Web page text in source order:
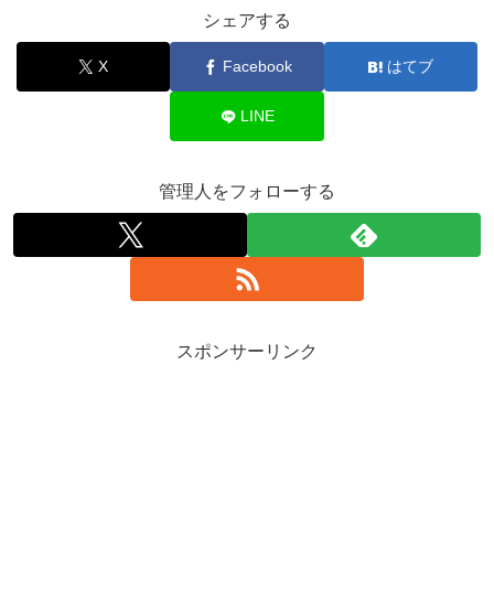
シェアする
X Facebook はてブ
LINE
管理人をフォローする
スポンサーリンク